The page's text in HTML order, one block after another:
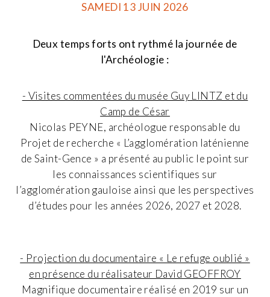
SAMEDI 13 JUIN 2026
Deux temps forts ont rythmé la journée de
l'Archéologie :
- Visites commentées du musée Guy LINTZ et du
Camp de César
Nicolas PEYNE, archéologue responsable du
Projet de recherche « L’agglomération laténienne
de Saint-Gence » a présenté au public le point sur
les connaissances scientifiques sur
l’agglomération gauloise ainsi que les perspectives
d’études pour les années 2026, 2027 et 2028.
- Projection du documentaire « Le refuge oublié »
en présence du réalisateur David GEOFFROY
Magnifique documentaire réalisé en 2019 sur un